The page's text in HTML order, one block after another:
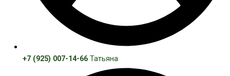
+7 (925) 007-14-66Татьяна